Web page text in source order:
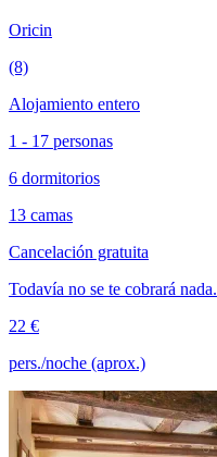
Oricin
(8)
Alojamiento entero
1 - 17 personas
6 dormitorios
13 camas
Cancelación gratuita
Todavía no se te cobrará nada.
22 €
pers./noche (aprox.)